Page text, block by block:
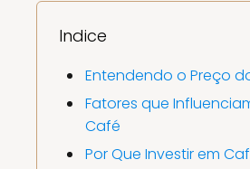
Indice
Entendendo o Preço
Fatores que
Café
Por Que Investir em